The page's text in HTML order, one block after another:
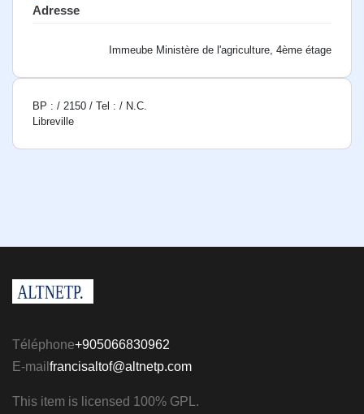
Adresse
Immeube Ministère de l'agriculture, 4ème étage
BP : / 2150 / Tel : / N.C.
Libreville
Téléphone+905066830962
E-mail francisaltof@altnetp.com
This item is licensed 100% GPL.